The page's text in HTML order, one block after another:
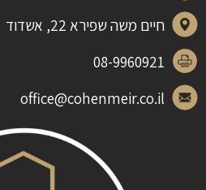
חיים משה שפירא 22, אשדוד
08-9960921
office@cohenmeir.co.il